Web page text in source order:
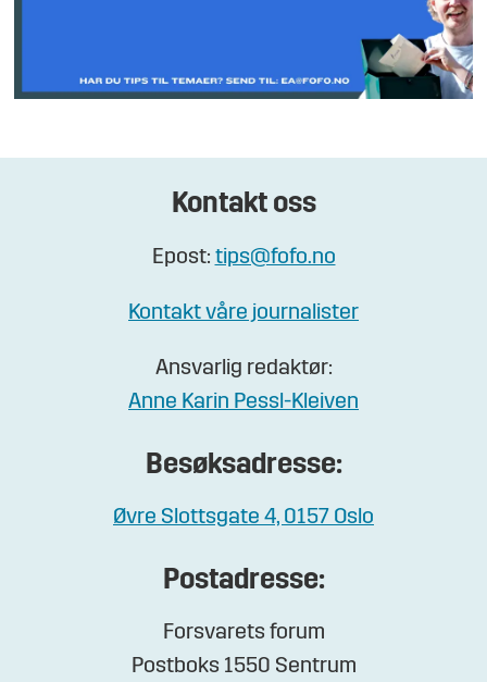
Kontakt oss
Epost: tips@fofo.no
Kontakt våre journalister
Ansvarlig redaktør:
Anne Karin Pessl-Kleiven
Besøksadresse:
Øvre Slottsgate 4, 0157 Oslo
Postadresse:
Forsvarets forum
Postboks 1550 Sentrum